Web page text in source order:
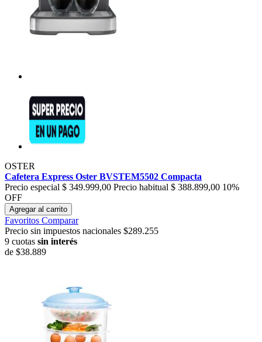
OSTER
Cafetera Express Oster BVSTEM5502 Compacta
Precio especial $ 349.999,00 Precio habitual $ 388.899,00 10%
OFF
Agregar al carrito
Favoritos Comparar
Precio sin impuestos nacionales $289.255
9 cuotas sin interés
de $38.889